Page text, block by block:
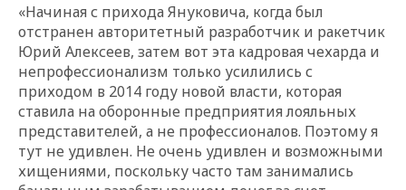
«Начиная с прихода Януковича, когда был
отстранен авторитетный разработчик и ракетчик
Юрий Алексеев, затем вот эта кадровая чехарда и
непрофессионализм только усилились с
приходом в 2014 году новой власти, которая
ставила на оборонные предприятия лояльных
представителей, а не профессионалов. Поэтому я
тут не удивлен. Не очень удивлен и возможными
хищениями, поскольку часто там занимались